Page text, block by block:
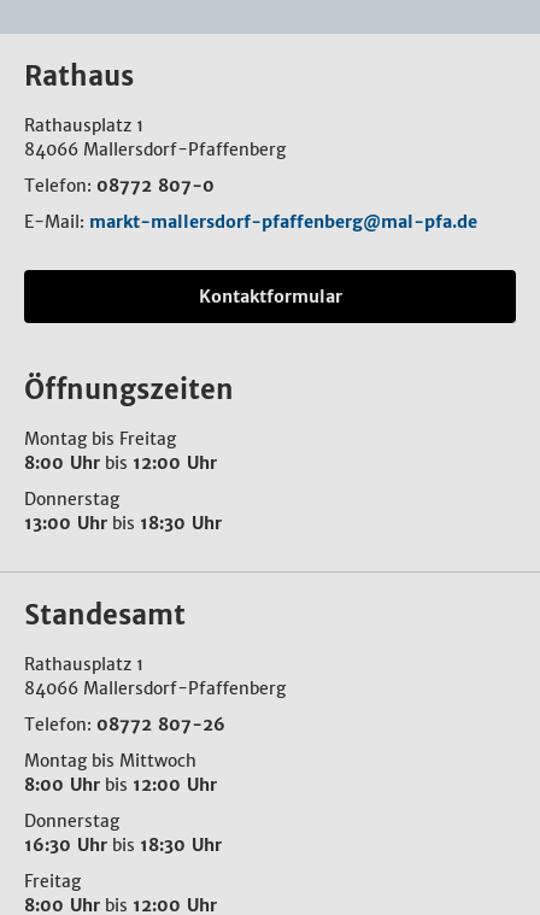
Rathaus
Rathausplatz 1
84066 Mallersdorf-Pfaffenberg
Telefon: 08772 807-0
E-Mail: markt-mallersdorf-pfaffenberg@mal-pfa.de
Kontaktformular
Öffnungszeiten
Montag bis Freitag
8:00 Uhr bis 12:00 Uhr
Donnerstag
13:00 Uhr bis 18:30 Uhr
Standesamt
Rathausplatz 1
84066 Mallersdorf-Pfaffenberg
Telefon: 08772 807-26
Montag bis Mittwoch
8:00 Uhr bis 12:00 Uhr
Donnerstag
16:30 Uhr bis 18:30 Uhr
Freitag
8:00 Uhr bis 12:00 Uhr